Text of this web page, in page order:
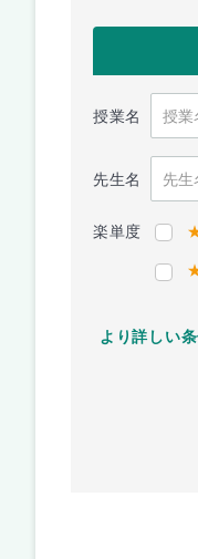
授業名
先生名
楽単度
より詳しい